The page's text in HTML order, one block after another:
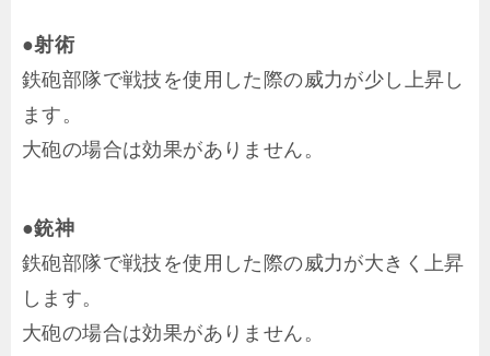
●射術
鉄砲部隊で戦技を使用した際の威力が少し上昇し
ます。
大砲の場合は効果がありません。
●銃神
鉄砲部隊で戦技を使用した際の威力が大きく上昇
します。
大砲の場合は効果がありません。